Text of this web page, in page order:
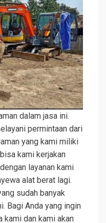
dalam jasa ini.
permintaan dari
yang kami miliki
kami kerjakan
layanan kami
alat berat lagi.
sudah banyak
Bagi Anda yang ingin
kami dan kami akan